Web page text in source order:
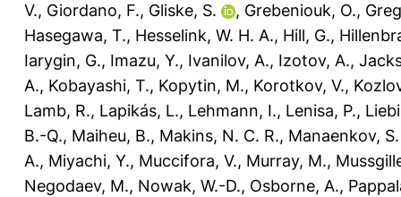
V., Giordano, F., Gliske, S. , Grebeniouk, O.,
Hasegawa, T., Hesselink, W. H. A., Hill, G.,
Iarygin, G., Imazu, Y., Ivanilov, A., Izotov, A.,
A., Kobayashi, T., Kopytin, M., Korotkov, V.,
Lamb, R., Lapikás, L., Lehmann, I., Lenisa, P.,
B.-Q., Maiheu, B., Makins, N. C. R., Manaenkov,
A., Miyachi, Y., Muccifora, V., Murray, M.,
Negodaev, M., Nowak, W.-D., Osborne, A.,